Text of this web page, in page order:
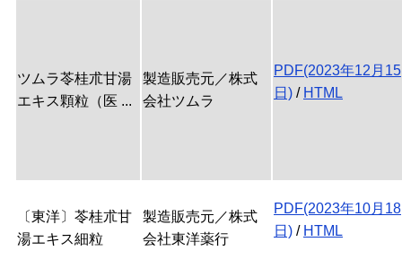
ツムラ苓桂朮甘湯
エキス顆粒（医 ...
製造販売元／株式
会社ツムラ
PDF(2023年12月15
日) / HTML
〔東洋〕苓桂朮甘
湯エキス細粒
製造販売元／株式
会社東洋薬行
PDF(2023年10月18
日) / HTML